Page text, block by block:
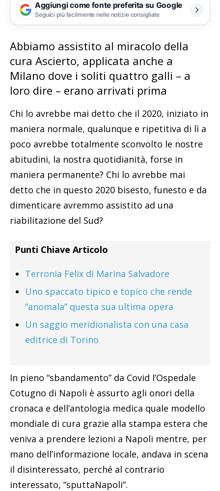
Aggiungi come fonte preferita su Google
Seguici più facilmente nelle notizie consigliate
Abbiamo assistito al miracolo della
cura Ascierto, applicata anche a
Milano dove i soliti quattro galli – a
loro dire – erano arrivati prima
Chi lo avrebbe mai detto che il 2020, iniziato in
maniera normale, qualunque e ripetitiva di lì a
poco avrebbe totalmente sconvolto le nostre
abitudini, la nostra quotidianità, forse in
maniera permanente? Chi lo avrebbe mai
detto che in questo 2020 bisesto, funesto e da
dimenticare avremmo assistito ad una
riabilitazione del Sud?
Punti Chiave Articolo
Terronia Felix di Marina Salvadore
Uno spaccato tipico e topico che rende
“anomala” questa sua ultima opera
Un saggio meridionalista con una casa
editrice di Torino
In pieno “sbandamento” da Covid l’Ospedale
Cotugno di Napoli è assurto agli onori della
cronaca e dell’antologia medica quale modello
mondiale di cura grazie alla stampa estera che
veniva a prendere lezioni a Napoli mentre, per
mano dell’informazione locale, andava in scena
il disinteressato, perché al contrario
interessato, “sputtaNapoli”.